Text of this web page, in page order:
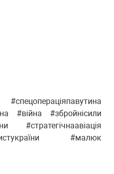
#війна #збройнісили
#стратегічнаавіація
#малюк